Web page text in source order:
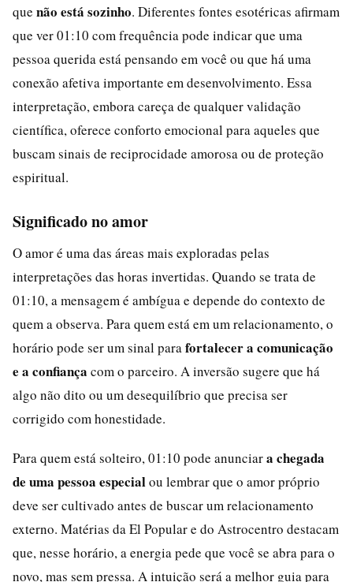
que não está sozinho. Diferentes fontes esotéricas afirmam
que ver 01:10 com frequência pode indicar que uma
pessoa querida está pensando em você ou que há uma
conexão afetiva importante em desenvolvimento. Essa
interpretação, embora careça de qualquer validação
científica, oferece conforto emocional para aqueles que
buscam sinais de reciprocidade amorosa ou de proteção
espiritual.
Significado no amor
O amor é uma das áreas mais exploradas pelas
interpretações das horas invertidas. Quando se trata de
01:10, a mensagem é ambígua e depende do contexto de
quem a observa. Para quem está em um relacionamento, o
horário pode ser um sinal para fortalecer a comunicação
e a confiança com o parceiro. A inversão sugere que há
algo não dito ou um desequilíbrio que precisa ser
corrigido com honestidade.
Para quem está solteiro, 01:10 pode anunciara chegada
de uma pessoa especialou lembrar que o amor próprio
deve ser cultivado antes de buscar um relacionamento
externo. Matérias da El Popular e do Astrocentro destacam
que, nesse horário, a energia pede que você se abra para o
novo, mas sem pressa. A intuição será a melhor guia para